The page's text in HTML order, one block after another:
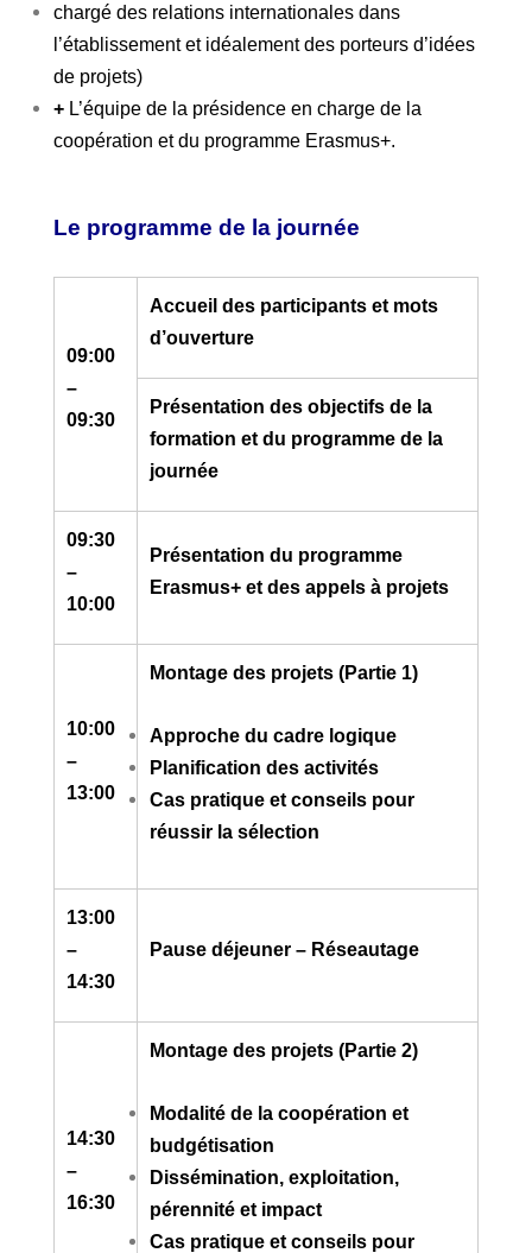
chargé des relations internationales dans
l’établissement et idéalement des porteurs d’idées
de projets)
+ L’équipe de la présidence en charge de la
coopération et du programme Erasmus+.
Le programme de la journée
09:00
–
09:30
Accueil des participants et mots
d’ouverture
Présentation des objectifs de la
formation et du programme de la
journée
09:30
–
10:00
Présentation du programme
Erasmus+ et des appels à projets
10:00
–
13:00
Montage des projets (Partie 1)
Approche du cadre logique
Planification des activités
Cas pratique et conseils pour
réussir la sélection
13:00
–
14:30
Pause déjeuner – Réseautage
14:30
–
16:30
Montage des projets (Partie 2)
Modalité de la coopération et
budgétisation
Dissémination, exploitation,
pérennité et impact
Cas pratique et conseils pour